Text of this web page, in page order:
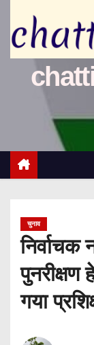
चुनाव
निर्वाचक
पुनरीक्षण
गया